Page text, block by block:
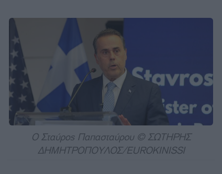
Ο Σταύρος Παπασταύρου © ΣΩΤΗΡΗΣ
ΔΗΜΗΤΡΟΠΟΥΛΟΣ/EUROKINISSI